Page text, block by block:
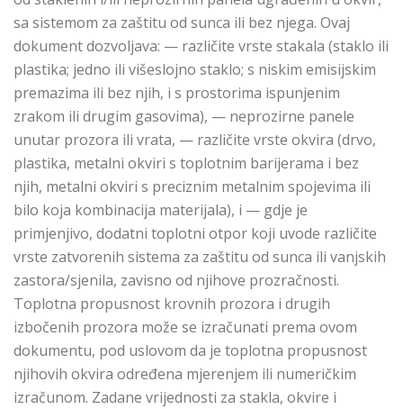
sa sistemom za zaštitu od sunca ili bez njega. Ovaj
dokument dozvoljava: — različite vrste stakala (staklo ili
plastika; jedno ili višeslojno staklo; s niskim emisijskim
premazima ili bez njih, i s prostorima ispunjenim
zrakom ili drugim gasovima), — neprozirne panele
unutar prozora ili vrata, — različite vrste okvira (drvo,
plastika, metalni okviri s toplotnim barijerama i bez
njih, metalni okviri s preciznim metalnim spojevima ili
bilo koja kombinacija materijala), i — gdje je
primjenjivo, dodatni toplotni otpor koji uvode različite
vrste zatvorenih sistema za zaštitu od sunca ili vanjskih
zastora/sjenila, zavisno od njihove prozračnosti.
Toplotna propusnost krovnih prozora i drugih
izbočenih prozora može se izračunati prema ovom
dokumentu, pod uslovom da je toplotna propusnost
njihovih okvira određena mjerenjem ili numeričkim
izračunom. Zadane vrijednosti za stakla, okvire i